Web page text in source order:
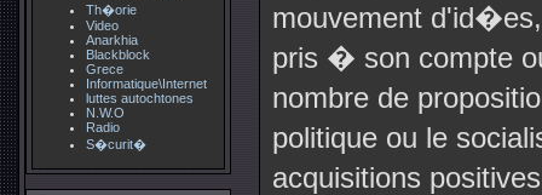
Th�orie
Video
Anarkhia
Blackblock
Grece
Informatique\Internet
luttes autochtones
N.W.O
Radio
S�curit�
mouvement
pris � son compte
nombre de
politique ou le
acquisitions